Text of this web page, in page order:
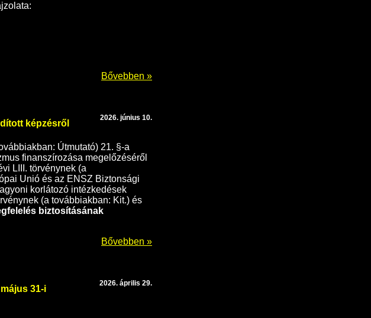
Bővebben »
2026. június 10.
képzésről
Útmutató) 21. §-a
finanszírozása megelőzéséről
LIII. törvénynek (a
Unió és az ENSZ Biztonsági
korlátozó intézkedések
(a továbbiakban: Kit.) és
biztosításának
Bővebben »
2026. április 29.
31-i